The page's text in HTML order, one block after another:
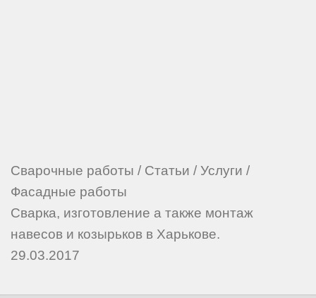
Сварочные работы / Статьи / Услуги /
Фасадные работы
Сварка, изготовление а также монтаж
навесов и козырьков в Харькове.
29.03.2017